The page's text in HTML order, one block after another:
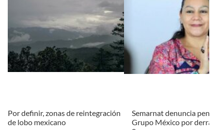
Por definir, zonas de reintegración
de lobo mexicano
Semarnat denuncia
Grupo México por